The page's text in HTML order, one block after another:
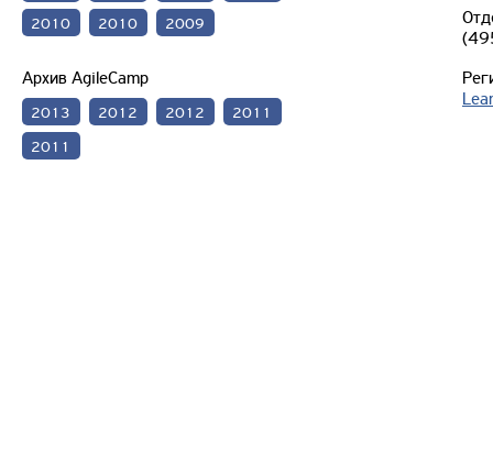
2010
2010 2009
Архив AgileCamp
2013 2012 2012
2011
2011